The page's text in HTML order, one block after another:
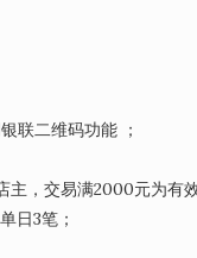
联二维码功能 ；
主，交易满2000元为
日3笔；